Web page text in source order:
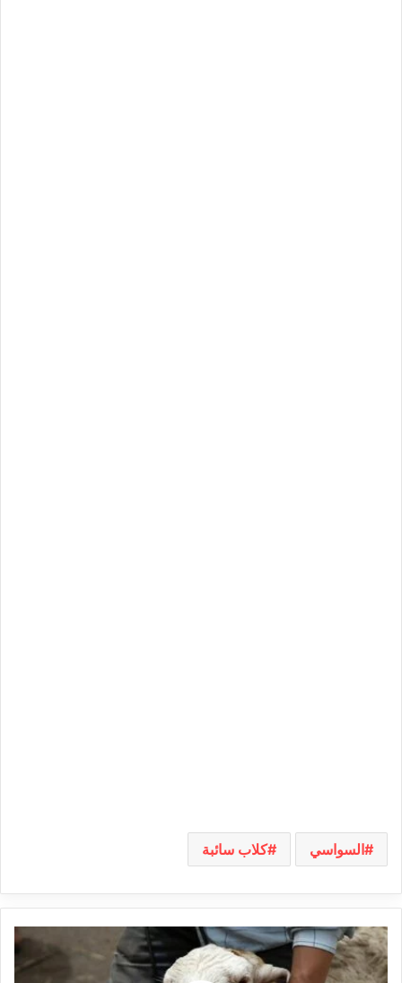
السواسي كلاب سائبة
شركة
اللحوم
تعلن